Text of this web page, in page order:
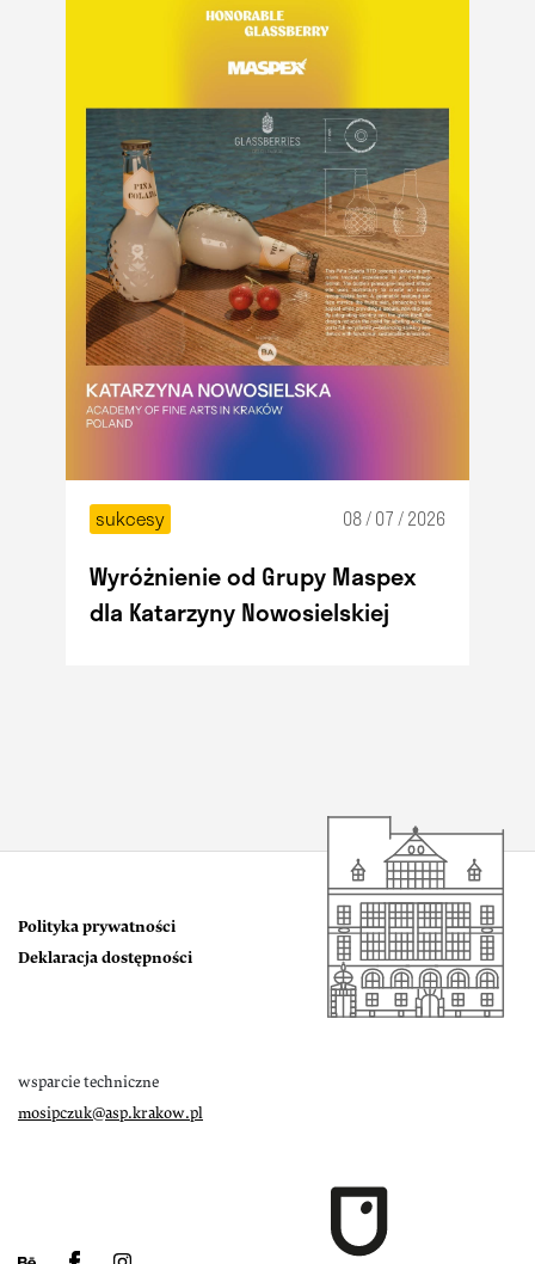
sukcesy 08 / 07 / 2026
Wyróżnienie od Grupy Maspex
dla Katarzyny Nowosielskiej
Polityka prywatności
Deklaracja dostępności
wsparcie techniczne
mosipczuk@asp.krakow.pl